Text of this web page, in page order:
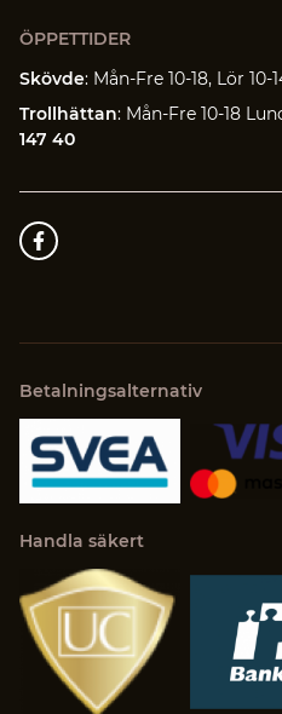
ÖPPETTIDER
Skövde: Mån-Fre 10-18, Lör 10-
Trollhättan: Mån-Fre 10-18
147 40
Betalningsalternativ
Handla säkert